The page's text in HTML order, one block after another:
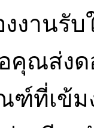
งานรั
คุณส่ง
ฑ์ที่เข้ม